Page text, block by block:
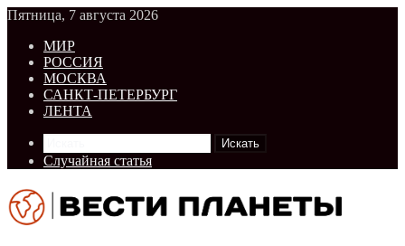
Пятница, 7 августа 2026
МИР
РОССИЯ
МОСКВА
САНКТ-ПЕТЕРБУРГ
ЛЕНТА
Искать
Случайная статья